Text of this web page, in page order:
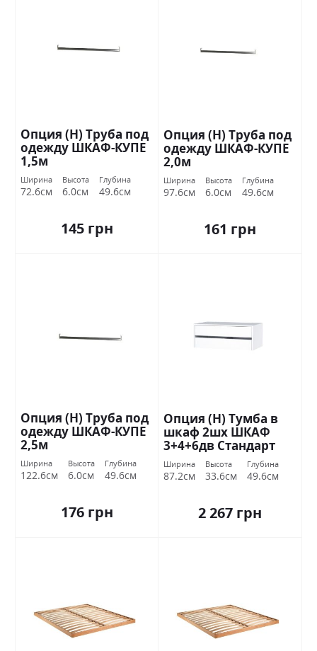
Опция (Н) Труба под
одежду ШКАФ-КУПЕ
1,5м
Ширина
72.6см
Высота
6.0см
Глубина
49.6см
145 грн
Опция (Н) Труба под
одежду ШКАФ-КУПЕ
2,0м
Ширина
97.6см
Высота
6.0см
Глубина
49.6см
161 грн
Опция (Н) Труба под
одежду ШКАФ-КУПЕ
2,5м
Ширина
122.6см
Высота
6.0см
Глубина
49.6см
176 грн
Опция (Н) Тумба в
шкаф 2шх ШКАФ
3+4+6дв Стандарт
Ширина
87.2см
Высота
33.6см
Глубина
49.6см
2 267 грн